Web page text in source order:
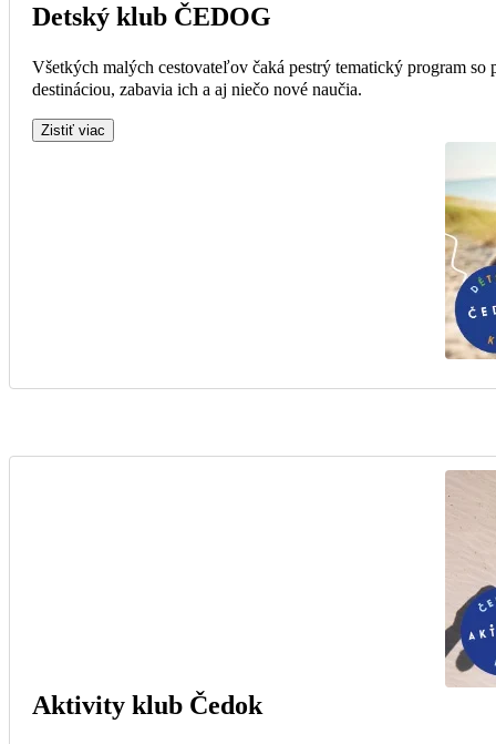
Detský klub ČEDOG
Všetkých malých cestovateľov čaká pestrý tematický program
destináciou, zabavia ich a aj niečo nové naučia.
Zistiť viac
Aktivity klub Čedok